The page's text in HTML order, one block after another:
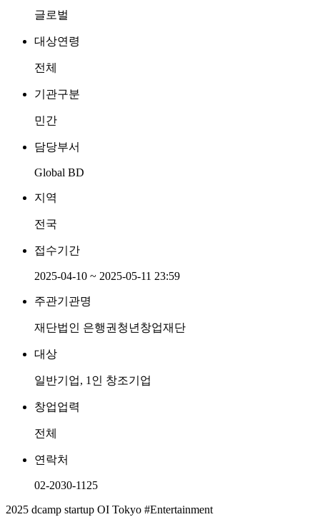
글로벌
대상연령
전체
기관구분
민간
담당부서
Global BD
지역
전국
접수기간
2025-04-10 ~ 2025-05-11 23:59
주관기관명
재단법인 은행권청년창업재단
대상
일반기업, 1인 창조기업
창업업력
전체
연락처
02-2030-1125
2025 dcamp startup OI Tokyo #Entertainment